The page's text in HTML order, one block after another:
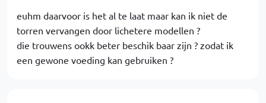
euhm daarvoor is het al te laat maar kan ik niet de
torren vervangen door lichetere modellen ?
die trouwens ookk beter beschik baar zijn ? zodat ik
een gewone voeding kan gebruiken ?